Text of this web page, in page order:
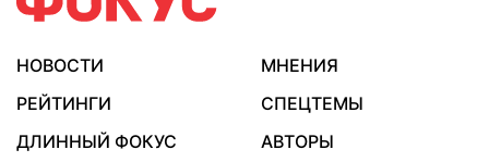
НОВОСТИ
МНЕНИЯ
РЕЙТИНГИ
СПЕЦТЕМЫ
ДЛИННЫЙ ФОКУС
АВТОРЫ